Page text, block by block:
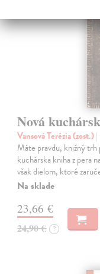
Nová
Vansová Terézia (zost.)|
Máte pravdu, knižný
kuchárska kniha z pera
však dielom, ktoré
Na sklade
23,66 €
24,90 € ?